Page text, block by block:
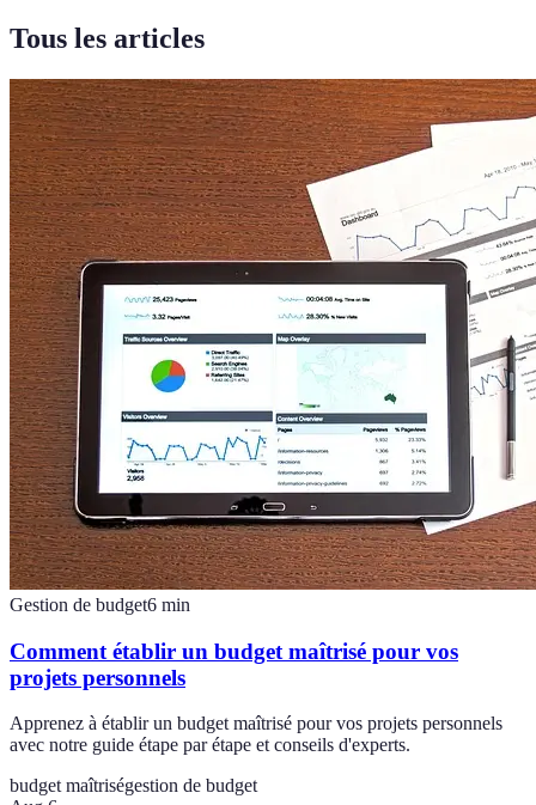
Tous les articles
Gestion de budget6 min
Comment établir un budget maîtrisé pour vos
projets personnels
Apprenez à établir un budget maîtrisé pour vos projets personnels
avec notre guide étape par étape et conseils d'experts.
budget maîtriségestion de budget